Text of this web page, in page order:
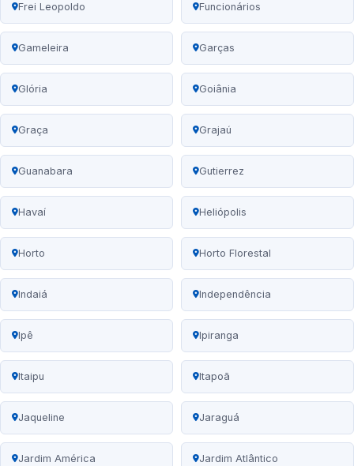
Frei Leopoldo Funcionários
Gameleira Garças
Glória Goiânia
Graça Grajaú
Guanabara Gutierrez
Havaí Heliópolis
Horto Horto Florestal
Indaiá Independência
Ipê Ipiranga
Itaipu Itapoã
Jaqueline Jaraguá
Jardim América Jardim Atlântico